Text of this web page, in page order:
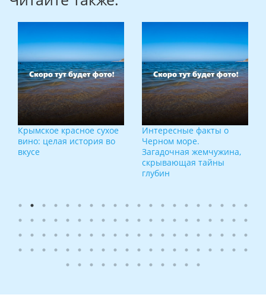
Читайте также:
Крымское красное сухое
вино: целая история во
Интересные факты о
Черном море.
Загадочная жемчужина,
скрывающая тайны